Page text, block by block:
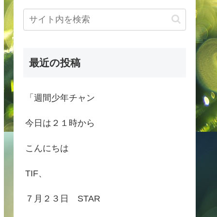
最近の投稿
「週間少年チャン
今日は２１時から
こんにちは
TIF、
７月２３日 STAR